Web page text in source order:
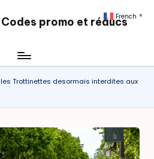
promo et réducs
les Trottinettes desormais interdites aux
French ▼